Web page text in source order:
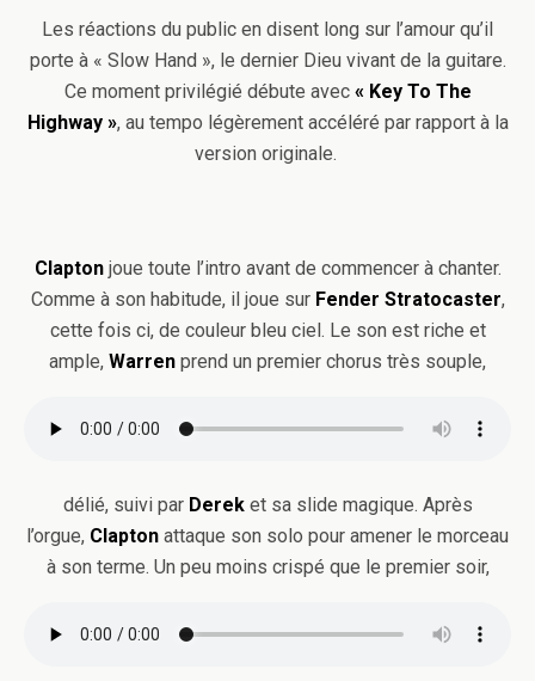
Les réactions du public en disent long sur l’amour qu’il
porte à « Slow Hand », le dernier Dieu vivant de la guitare.
Ce moment privilégié débute avec« Key To The
Highway », au tempo légèrement accéléré par rapport à la
version originale.
Claptonjoue toute l’intro avant de commencer à chanter.
Comme à son habitude, il joue sur Fender Stratocaster,
cette fois ci, de couleur bleu ciel. Le son est riche et
ample, Warren prend un premier chorus très souple,
délié, suivi par Dereket sa slide magique. Après
l’orgue, Clapton attaque son solo pour amener le morceau
à son terme. Un peu moins crispé que le premier soir,